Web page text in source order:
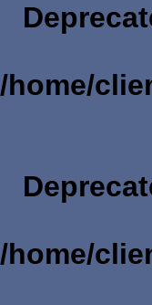
/home/
/home/